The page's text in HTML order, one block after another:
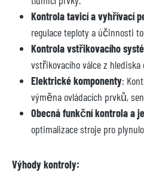
Kontrola tavicí a vyhřívací
regulace teploty a účinnosti
Kontrola vstřikovacího
vstřikovacího válce z
Elektrické komponenty:
výměna ovládacích prvků,
Obecná funkční kontrola a
optimalizace stroje pro
Výhody kontroly: